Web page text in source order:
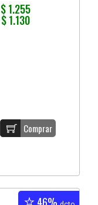
$ 1.255
$ 1.130
Comprar